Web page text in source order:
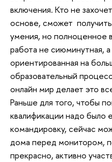
включения. Кто не
основе, сможет
умения, но полноценное
работа не сиюминутная,
ориентированная на
образовательный
онлайн мир делает это
Раньше для того, чтобы
квалификации надо было
командировку, сейчас
дома перед монитором,
прекрасно, активно